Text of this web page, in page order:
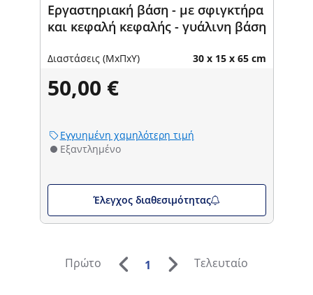
Εργαστηριακή βάση - με σφιγκτήρα
και κεφαλή κεφαλής - γυάλινη βάση
Διαστάσεις (ΜxΠxΥ) 30 x 15 x 65 cm
50,00 €
Εγγυημένη χαμηλότερη τιμή
Εξαντλημένο
Έλεγχος διαθεσιμότητας
Πρώτο 1 Τελευταίο